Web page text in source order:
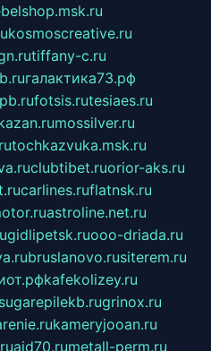
kosmoscreative.ru
tiffany-c.ru
галактика73.рф
fotsis.rutesiaes.ru
mossilver.ru
tochkazvuka.msk.ru
clubtibet.ruorior-aks.ru
carlines.ruflatnsk.ru
astroline.net.ru
gidlipetsk.ruooo-driada.ru
bruslanovo.rusiterem.ru
kafekolizey.ru
sugarepilekb.rugrinox.ru
kameryjooan.ru
aid70.rumetall-perm.ru